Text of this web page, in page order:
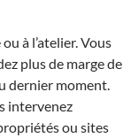
à l’atelier. Vous
plus de marge de
dernier moment.
intervenez
ou sites